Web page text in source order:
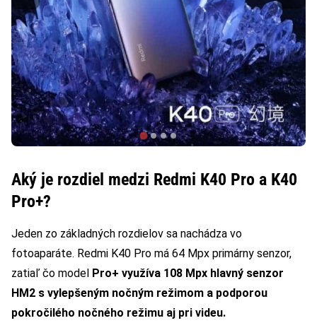
Aký je rozdiel medzi Redmi K40 Pro a K40
Pro+?
Jeden zo základných rozdielov sa nachádza vo
fotoaparáte. Redmi K40 Pro má 64 Mpx primárny senzor,
zatiaľ čo model Pro+ využíva 108 Mpx hlavný senzor
HM2 s vylepšeným nočným režimom a podporou
pokročilého nočného režimu aj pri videu.